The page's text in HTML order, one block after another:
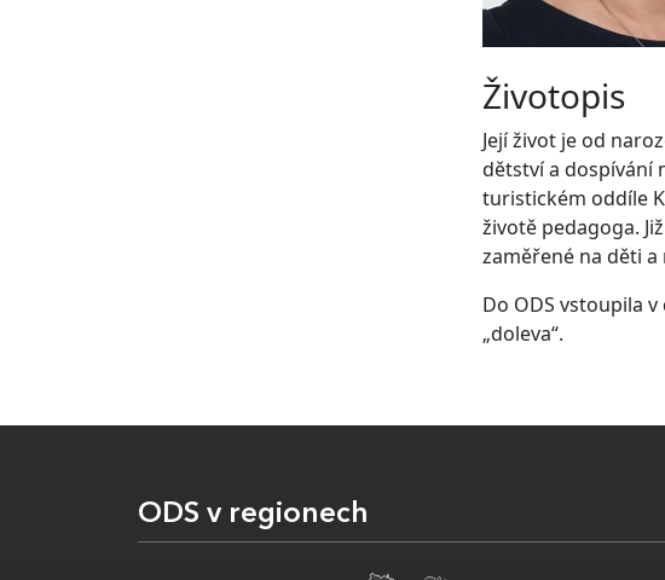
Životopis
Její život je od
dětství a dospívání
turistickém oddíle
životě pedagoga.
zaměřené na děti
Do ODS vstoupila
„doleva“.
ODS v regionech